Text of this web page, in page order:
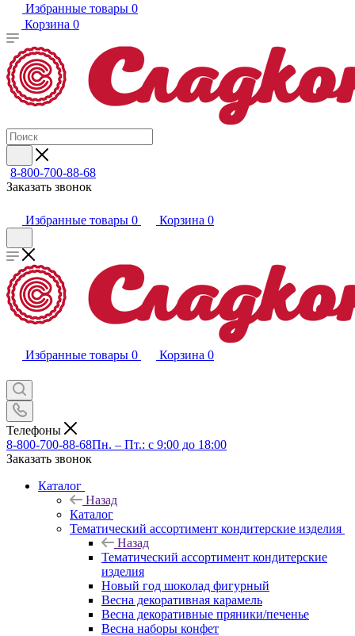
Избранные товары 0
Корзина 0
8-800-700-88-68
Заказать звонок
Избранные товары 0 Корзина 0
Избранные товары 0 Корзина 0
Телефоны
8-800-700-88-68Пн. – Пт.: с 9:00 до 18:00
Заказать звонок
Каталог
Назад
Каталог
Тематический ассортимент кондитерские изделия
Назад
Тематический ассортимент кондитерские
изделия
Новый год шоколад фигурный
Весна декоративная карамель
Весна декоративные пряники/печенье
Весна наборы конфет